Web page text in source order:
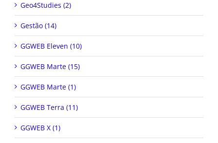
Geo4Studies (2)
Gestão (14)
GGWEB Eleven (10)
GGWEB Marte (15)
GGWEB Marte (1)
GGWEB Terra (11)
GGWEB X (1)